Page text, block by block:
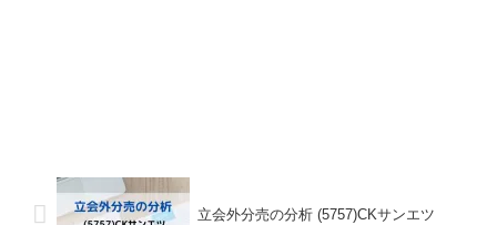
立会外分売の分析 (5757)CKサンエツ